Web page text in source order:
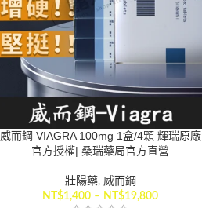
威而鋼 VIAGRA 100mg 1盒/4顆 輝瑞原廠
官方授權| 桑瑞藥局官方直營
壯陽藥, 威而鋼
NT$1,400 – NT$19,800